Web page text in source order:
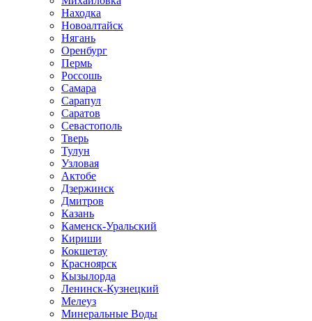
Находка
Новоалтайск
Нягань
Оренбург
Пермь
Россошь
Самара
Сарапул
Саратов
Севастополь
Тверь
Тулун
Узловая
Актобе
Дзержинск
Дмитров
Казань
Каменск-Уральский
Кириши
Кокшетау
Красноярск
Кызылорда
Ленинск-Кузнецкий
Мелеуз
Минеральные Воды